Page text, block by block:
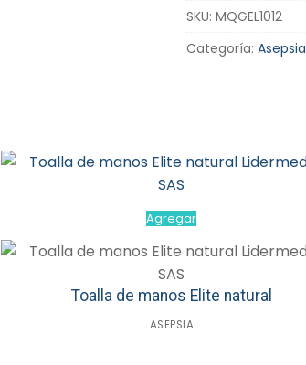
SKU: MQGEL1012
Categoría: Asepsia
Agregar
Toalla de manos Elite natural
ASEPSIA